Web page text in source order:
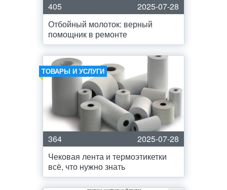
405
2025-07-28
Отбойный молоток: верный
помощник в ремонте
ТОВАРЫ И УСЛУГИ
364
2025-07-28
Чековая лента и термоэтикетки
всё, что нужно знать